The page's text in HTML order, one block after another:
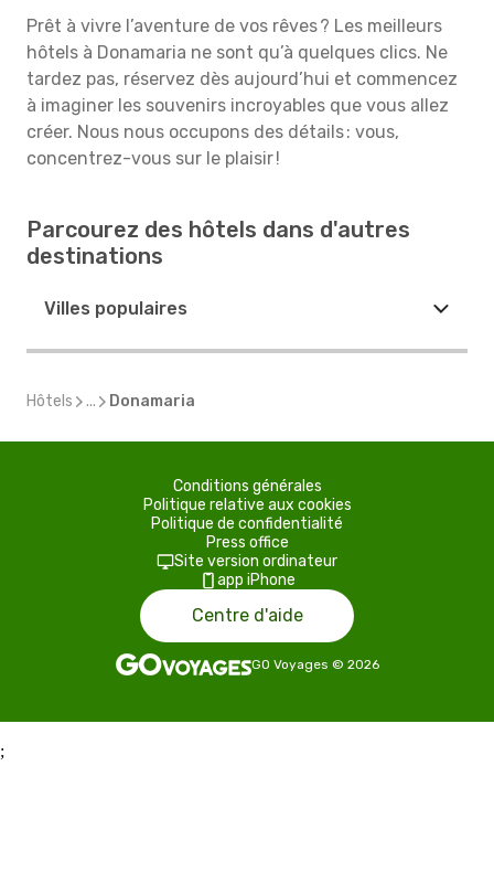
Prêt à vivre l’aventure de vos rêves ? Les meilleurs
hôtels à Donamaria ne sont qu’à quelques clics. Ne
tardez pas, réservez dès aujourd’hui et commencez
à imaginer les souvenirs incroyables que vous allez
créer. Nous nous occupons des détails : vous,
concentrez-vous sur le plaisir !
Parcourez des hôtels dans d'autres
destinations
Villes populaires
Hôtels ... Donamaria
Conditions générales
Politique relative aux cookies
Politique de confidentialité
Press office
Site version ordinateur
app iPhone
Centre d'aide
GO Voyages © 2026
;